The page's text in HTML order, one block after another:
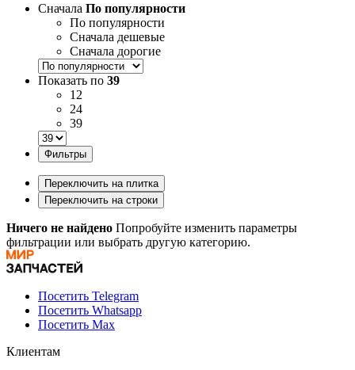
Сначала По популярности
По популярности
Сначала дешевые
Сначала дорогие
Показать по 39
12
24
39
Фильтры
Переключить на плитка
Переключить на строки
Ничего не найдено Попробуйте изменить параметры
фильтрации или выбрать другую категорию.
Посетить Telegram
Посетить Whatsapp
Посетить Max
Клиентам